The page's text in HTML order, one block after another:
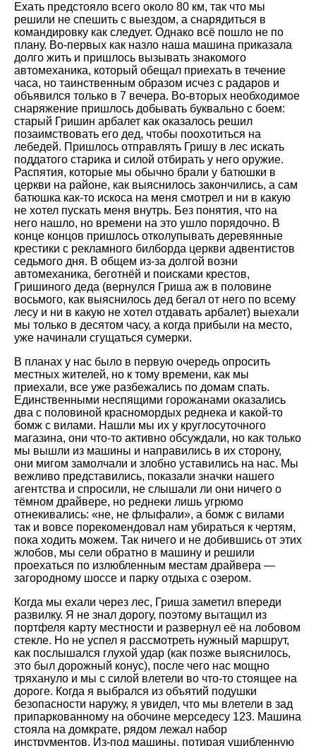
Ехать предстояло всего около 80 км, так что мы
решили не спешить с выездом, а снарядиться в
командировку как следует. Однако всё пошло не по
плану. Во-первых как назло наша машина приказала
долго жить и пришлось вызывать знакомого
автомеханика, который обещал приехать в течение
часа, но таинственным образом исчез с радаров и
объявился только в 7 вечера. Во-вторых необходимое
снаряжение пришлось добывать буквально с боем:
старый Гришин арбалет как оказалось решил
позаимствовать его дед, чтобы поохотиться на
лебедей. Пришлось отправлять Гришу в лес искать
поддатого старика и силой отбирать у него оружие.
Распятия, которые мы обычно брали у батюшки в
церкви на районе, как выяснилось закончились, а сам
батюшка как-то искоса на меня смотрел и ни в какую
не хотел пускать меня внутрь. Без понятия, что на
него нашло, но времени на это ушло порядочно. В
конце концов пришлось отколупывать деревянные
крестики с рекламного билборда церкви адвентистов
седьмого дня. В общем из-за долгой возни
автомеханика, беготнёй и поисками крестов,
Гришиного деда (вернулся Гриша аж в половине
восьмого, как выяснилось дед бегал от него по всему
лесу и ни в какую не хотел отдавать арбалет) выехали
мы только в десятом часу, а когда прибыли на место,
уже начинали сгущаться сумерки.
В планах у нас было в первую очередь опросить
местных жителей, но к тому времени, как мы
приехали, все уже разбежались по домам спать.
Единственными неспящими горожанами оказались
два с половиной красномордых реднека и какой-то
бомж с вилами. Нашли мы их у круглосуточного
магазина, они что-то активно обсуждали, но как только
мы вышли из машины и направились в их сторону,
они мигом замолчали и злобно уставились на нас. Мы
вежливо представились, показали значки нашего
агентства и спросили, не слышали ли они ничего о
тёмном драйвере, но реднеки лишь угрюмо
отнекивались: «не, не флыфали», а бомж с вилами
так и вовсе порекомендовал нам убираться к чертям,
пока ходить можем. Так ничего и не добившись от этих
жлобов, мы сели обратно в машину и решили
проехаться по излюбленным местам драйвера —
загородному шоссе и парку отдыха с озером.
Когда мы ехали через лес, Гриша заметил впереди
развилку. Я не знал дорогу, поэтому вытащил из
портфеля карту местности и развернул её на лобовом
стекле. Но не успел я рассмотреть нужный маршрут,
как послышался глухой удар (как позже выяснилось,
это был дорожный конус), после чего нас мощно
тряхануло и мы с силой влетели во что-то стоящее на
дороге. Когда я выбрался из объятий подушки
безопасности наружу, я увидел, что мы влетели в зад
припаркованному на обочине мерседесу 123. Машина
стояла на домкрате, рядом лежал набор
инструментов. Из-под машины, потирая ушибленную